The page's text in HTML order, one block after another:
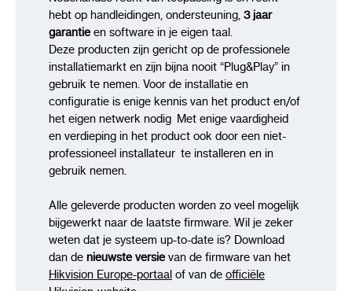
hebt op handleidingen, ondersteuning, 3 jaar
garantieen software in je eigen taal.
Deze producten zijn gericht op de professionele
installatiemarkt en zijn bijna nooit “Plug&Play” in
gebruik te nemen. Voor de installatie en
configuratie is enige kennis van het product en/of
het eigen netwerk nodig Met enige vaardigheid
en verdieping in het product ook door een niet-
professioneel installateur te installeren en in
gebruik nemen.
Alle geleverde producten worden zo veel mogelijk
bijgewerkt naar de laatste firmware. Wil je zeker
weten dat je systeem up-to-date is? Download
dan de nieuwste versievan de firmware van het
Hikvision Europe-portaal of van de officiële